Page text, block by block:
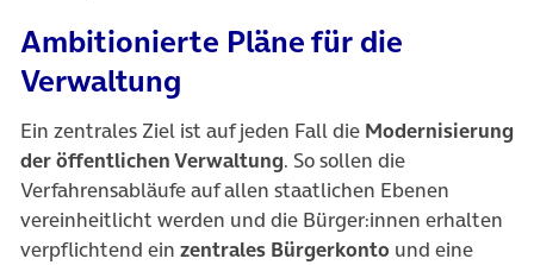
Ambitionierte Pläne für die
Verwaltung
Ein zentrales Ziel ist auf jeden Fall die Modernisierung
der öffentlichen Verwaltung. So sollen die
Verfahrensabläufe auf allen staatlichen Ebenen
vereinheitlicht werden und die Bürger:innen erhalten
verpflichtend ein zentrales Bürgerkonto und eine